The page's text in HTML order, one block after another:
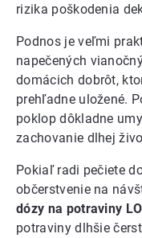
rizika poškodenia
Podnos je veľmi
napečených
domácich dobrôt,
prehľadne uložené.
poklop dôkladne
zachovanie dlhej
Pokiaľ radi pečiete
občerstvenie na
dózy na potraviny
potraviny dlhšie